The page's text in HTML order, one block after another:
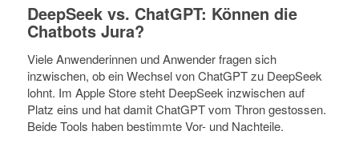
DeepSeek vs. ChatGPT: Können die
Chatbots Jura?
Viele Anwenderinnen und Anwender fragen sich
inzwischen, ob ein Wechsel von ChatGPT zu DeepSeek
lohnt. Im Apple Store steht DeepSeek inzwischen auf
Platz eins und hat damit ChatGPT vom Thron gestossen.
Beide Tools haben bestimmte Vor- und Nachteile.